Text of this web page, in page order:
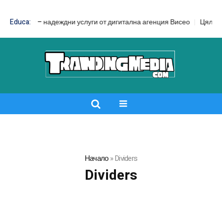
Educa:
– надеждни услуги от дигитална агенция Висео Цял бански
Начало»Dividers
Dividers